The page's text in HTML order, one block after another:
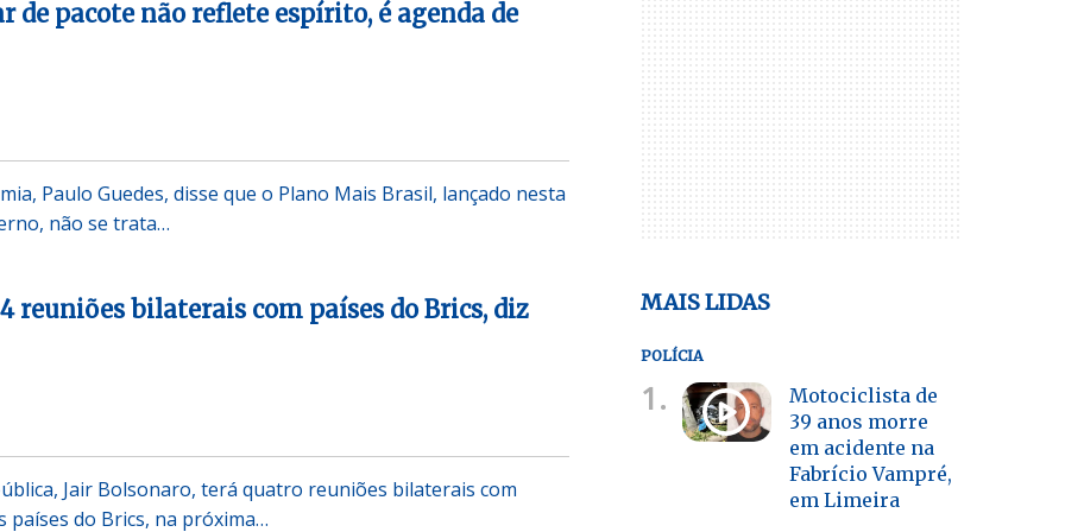
de pacote não reflete espírito, é agenda de
Paulo Guedes, disse que o Plano Mais Brasil, lançado nesta
não se trata…
reuniões bilaterais com países do Brics, diz
Jair Bolsonaro, terá quatro reuniões bilaterais com
países do Brics, na próxima…
MAIS LIDAS
POLÍCIA
1.
Motociclista de
39 anos morre
em acidente na
Fabrício Vampré,
em Limeira